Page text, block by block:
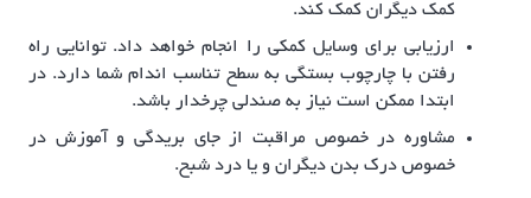
کمک دیگران کمک کند.
ارزیابی برای وسایل کمکی را انجام خواهد داد. توانایی راه
رفتن با چارچوب بستگی به سطح تناسب اندام شما دارد. در
ابتدا ممکن است نیاز به صندلی چرخدار باشد.
مشاوره در خصوص مراقبت از جای بریدگی و آموزش در
خصوص درک بدن دیگران و یا درد شبح.